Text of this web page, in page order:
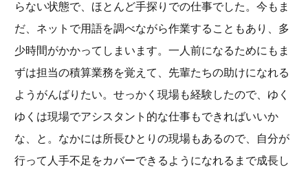
らない状態で、ほとんど手探りでの仕事でした。今もま
だ、ネットで用語を調べながら作業することもあり、多
少時間がかかってしまいます。一人前になるためにもま
ずは担当の積算業務を覚えて、先輩たちの助けになれる
ようがんばりたい。せっかく現場も経験したので、ゆく
ゆくは現場でアシスタント的な仕事もできればいいか
な、と。なかには所長ひとりの現場もあるので、自分が
行って人手不足をカバーできるようになれるまで成長し